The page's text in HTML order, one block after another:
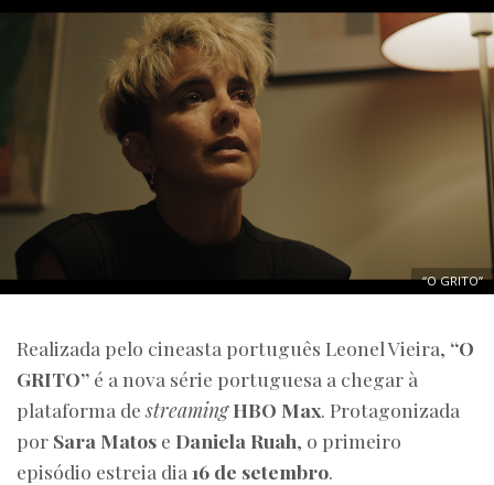
“O GRITO”
Realizada pelo cineasta português Leonel Vieira, “O
GRITO” é a nova série portuguesa a chegar à
plataforma destreaming HBO Max. Protagonizada
por Sara Matos e Daniela Ruah, o primeiro
episódio estreia dia 16 de setembro.